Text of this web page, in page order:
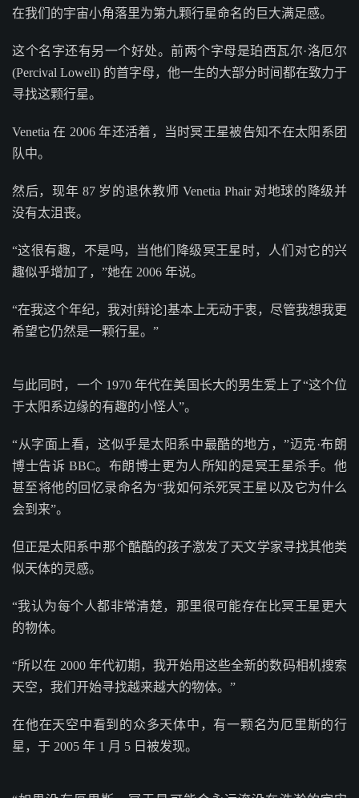
在我们的宇宙小角落里为第九颗行星命名的巨大满足感。
这个名字还有另一个好处。前两个字母是珀西瓦尔·洛厄尔
(Percival Lowell) 的首字母，他一生的大部分时间都在致力于
寻找这颗行星。
Venetia 在 2006 年还活着，当时冥王星被告知不在太阳系团
队中。
然后，现年 87 岁的退休教师 Venetia Phair 对地球的降级并
没有太沮丧。
“这很有趣，不是吗，当他们降级冥王星时，人们对它的兴
趣似乎增加了，”她在 2006 年说。
“在我这个年纪，我对[辩论]基本上无动于衷，尽管我想我更
希望它仍然是一颗行星。”
与此同时，一个 1970 年代在美国长大的男生爱上了“这个位
于太阳系边缘的有趣的小怪人”。
“从字面上看，这似乎是太阳系中最酷的地方，”迈克·布朗
博士告诉 BBC。布朗博士更为人所知的是冥王星杀手。他
甚至将他的回忆录命名为“我如何杀死冥王星以及它为什么
会到来”。
但正是太阳系中那个酷酷的孩子激发了天文学家寻找其他类
似天体的灵感。
“我认为每个人都非常清楚，那里很可能存在比冥王星更大
的物体。
“所以在 2000 年代初期，我开始用这些全新的数码相机搜索
天空，我们开始寻找越来越大的物体。”
在他在天空中看到的众多天体中，有一颗名为厄里斯的行
星，于 2005 年 1 月 5 日被发现。